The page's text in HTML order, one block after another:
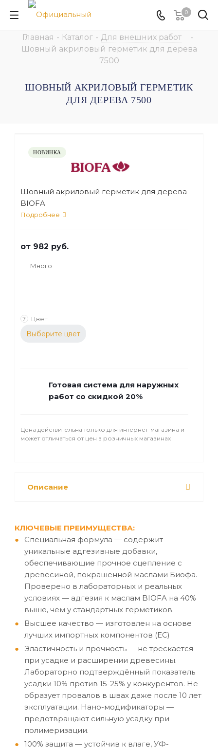
0
Главная - Каталог - Для внешних работ
-
Шовный акриловый герметик для дерева
7500
ШОВНЫЙ АКРИЛОВЫЙ ГЕРМЕТИК
ДЛЯ ДЕРЕВА 7500
НОВИНКА
Шовный акриловый герметик для дерева
BIOFA
Подробнее
от 982 руб.
Много
? Цвет
Выберите цвет
Готовая система для наружных
работ со скидкой 20%
Цена действительна только для интернет-магазина и
может отличаться от цен в розничных магазинах
Описание
КЛЮЧЕВЫЕ ПРЕИМУЩЕСТВА:
Специальная формула — содержит
уникальные адгезивные добавки,
обеспечивающие прочное сцепление с
древесиной, покрашенной маслами Биофа.
Проверено в лабораторных и реальных
условиях — адгезия к маслам BIOFA на 40%
выше, чем у стандартных герметиков.
Высшее качество — изготовлен на основе
лучших импортных компонентов (ЕС)
Эластичность и прочность — не трескается
при усадке и расширении древесины.
Лабораторно подтверждённый показатель
усадки 10% против 15-25% у конкурентов. Не
образует провалов в швах даже после 10 лет
эксплуатации. Нано-модификаторы —
предотвращают сильную усадку при
полимеризации.
100% защита — устойчив к влаге, УФ-